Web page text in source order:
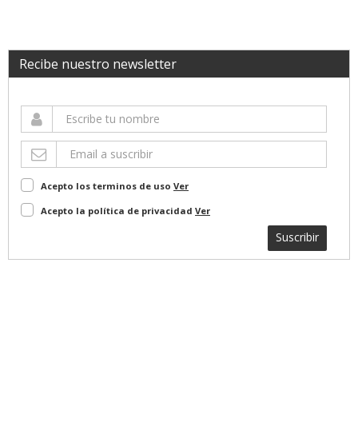
Recibe nuestro newsletter
Acepto los terminos de uso Ver
Acepto la política de privacidad Ver
Suscribir